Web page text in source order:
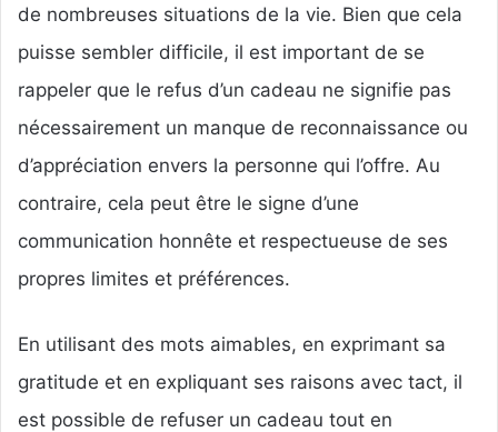
de nombreuses situations de la vie. Bien que cela
puisse sembler difficile, il est important de se
rappeler que le refus d’un cadeau ne signifie pas
nécessairement un manque de reconnaissance ou
d’appréciation envers la personne qui l’offre. Au
contraire, cela peut être le signe d’une
communication honnête et respectueuse de ses
propres limites et préférences.
En utilisant des mots aimables, en exprimant sa
gratitude et en expliquant ses raisons avec tact, il
est possible de refuser un cadeau tout en